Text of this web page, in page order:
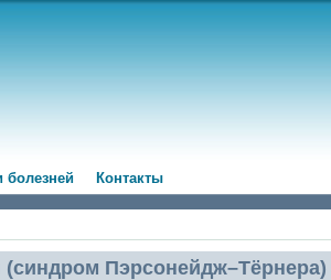
болезней Контакты
Пэрсонейдж–Тёрнера)